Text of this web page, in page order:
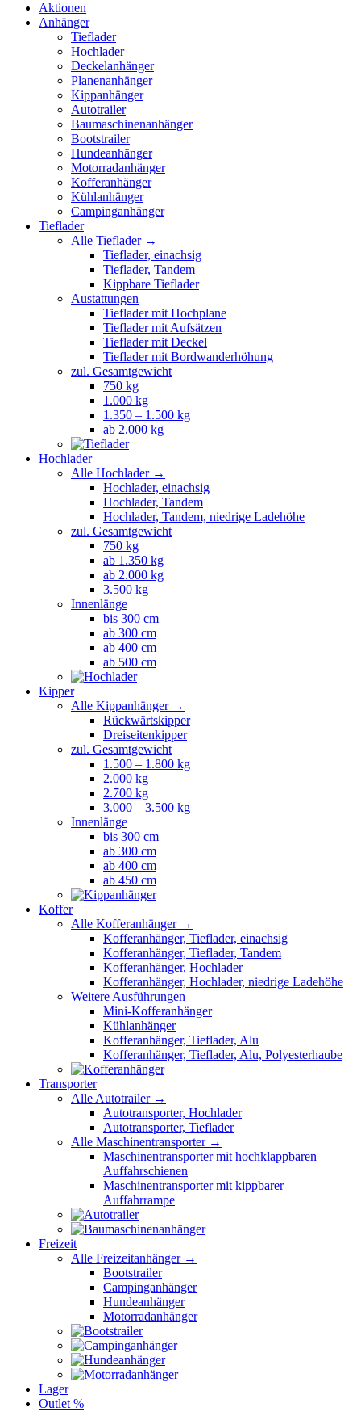
Aktionen
Anhänger
Tieflader
Hochlader
Deckelanhänger
Planenanhänger
Kippanhänger
Autotrailer
Baumaschinenanhänger
Bootstrailer
Hundeanhänger
Motorradanhänger
Kofferanhänger
Kühlanhänger
Campinganhänger
Tieflader
Alle Tieflader →
Tieflader, einachsig
Tieflader, Tandem
Kippbare Tieflader
Austattungen
Tieflader mit Hochplane
Tieflader mit Aufsätzen
Tieflader mit Deckel
Tieflader mit Bordwanderhöhung
zul. Gesamtgewicht
750 kg
1.000 kg
1.350 – 1.500 kg
ab 2.000 kg
Hochlader
Alle Hochlader →
Hochlader, einachsig
Hochlader, Tandem
Hochlader, Tandem, niedrige Ladehöhe
zul. Gesamtgewicht
750 kg
ab 1.350 kg
ab 2.000 kg
3.500 kg
Innenlänge
bis 300 cm
ab 300 cm
ab 400 cm
ab 500 cm
Kipper
Alle Kippanhänger →
Rückwärtskipper
Dreiseitenkipper
zul. Gesamtgewicht
1.500 – 1.800 kg
2.000 kg
2.700 kg
3.000 – 3.500 kg
Innenlänge
bis 300 cm
ab 300 cm
ab 400 cm
ab 450 cm
Koffer
Alle Kofferanhänger →
Kofferanhänger, Tieflader, einachsig
Kofferanhänger, Tieflader, Tandem
Kofferanhänger, Hochlader
Kofferanhänger, Hochlader, niedrige Ladehöhe
Weitere Ausführungen
Mini-Kofferanhänger
Kühlanhänger
Kofferanhänger, Tieflader, Alu
Kofferanhänger, Tieflader, Alu, Polyesterhaube
Transporter
Alle Autotrailer →
Autotransporter, Hochlader
Autotransporter, Tieflader
Alle Maschinentransporter →
Maschinentransporter mit hochklappbaren
Auffahrschienen
Maschinentransporter mit kippbarer
Auffahrrampe
Freizeit
Alle Freizeitanhänger →
Bootstrailer
Campinganhänger
Hundeanhänger
Motorradanhänger
Lager
Outlet %